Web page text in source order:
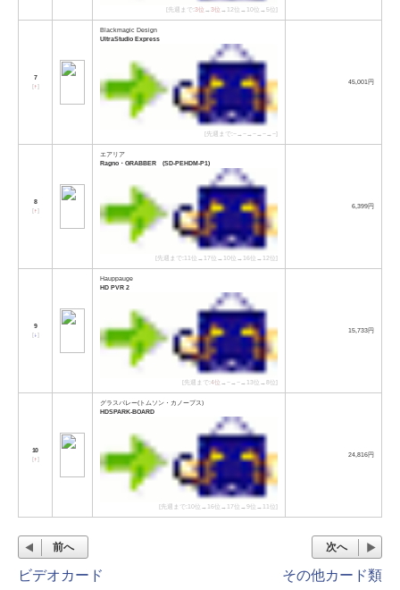
[先週まで:3位 →3位 →12位→10位→5位]
7
[↑]
Blackmagic Design
UltraStudio Express
[先週まで:−→−→−→−→−]
45,001円
8
[↑]
エアリア
Ragno・GRABBER (SD-PEHDM-P1)
[先週まで:11位→17位→10位→16位→12位]
6,399円
9
[↓]
Hauppauge
HD PVR 2
[先週まで:4位 →−→−→13位→8位]
15,733円
10
[↑]
グラスバレー(トムソン・カノープス)
HDSPARK-BOARD
[先週まで:10位→16位→17位→9位→11位]
24,816円
前へ
ビデオカード
次へ
その他カード類